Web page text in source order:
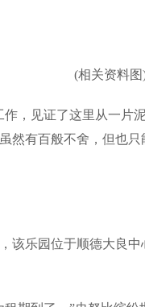
(相关资料图
，见证了这里从一片
然有百般不舍，但也
该乐园位于顺德大良